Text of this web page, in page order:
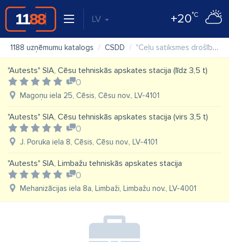
LV +20°C
1188 uzņēmumu katalogs CSDD "Ceļu satiksmes drošības direkcija (CSDD)" VAS, Cēsu klientu apkalpošanas centrs
"Autests" SIA, Cēsu tehniskās apskates stacija (līdz 3,5 t)
0
Magoņu iela 25, Cēsis, Cēsu nov., LV-4101
"Autests" SIA, Cēsu tehniskās apskates stacija (virs 3,5 t)
0
J. Poruka iela 8, Cēsis, Cēsu nov., LV-4101
"Autests" SIA, Limbažu tehniskās apskates stacija
0
Mehanizācijas iela 8a, Limbaži, Limbažu nov., LV-4001